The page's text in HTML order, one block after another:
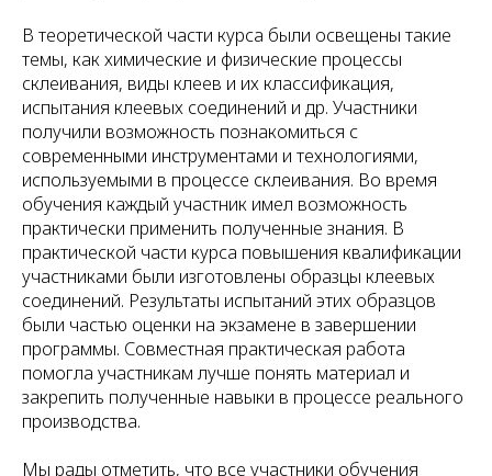
В теоретической части курса были освещены такие
темы, как химические и физические процессы
склеивания, виды клеев и их классификация,
испытания клеевых соединений и др. Участники
получили возможность познакомиться с
современными инструментами и технологиями,
используемыми в процессе склеивания. Во время
обучения каждый участник имел возможность
практически применить полученные знания. В
практической части курса повышения квалификации
участниками были изготовлены образцы клеевых
соединений. Результаты испытаний этих образцов
были частью оценки на экзамене в завершении
программы. Совместная практическая работа
помогла участникам лучше понять материал и
закрепить полученные навыки в процессе реального
производства.
Мы рады отметить, что все участники обучения